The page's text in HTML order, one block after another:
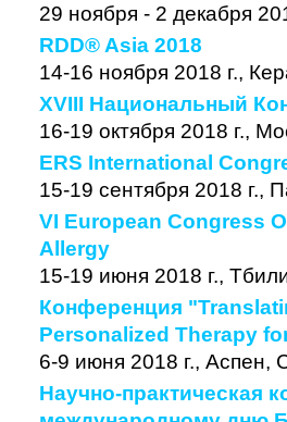
29 ноября - 2 декабря
RDD® Asia 2018
14-16 ноября 2018 г.,
XVIII Национальный
16-19 октября 2018 г.,
ERS International
15-19 сентября 2018 г.,
VI European Congress
Allergy
15-19 июня 2018 г.,
Конференция
Personalized Therapy
6-9 июня 2018 г., Аспен,
Научно-практическая